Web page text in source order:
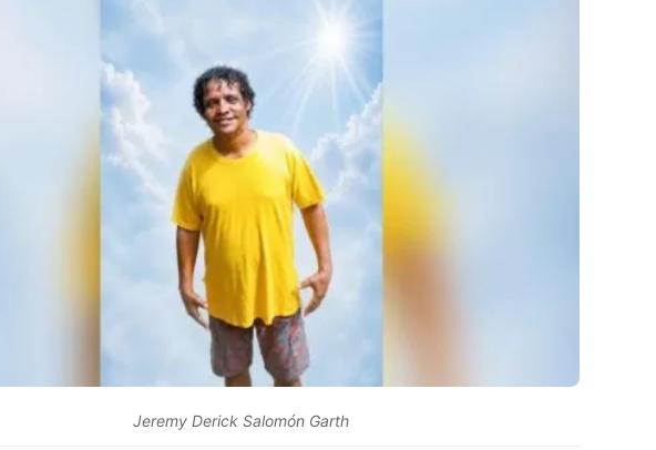
Jeremy Derick Salomón Garth